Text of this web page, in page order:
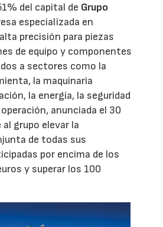
del capital de Grupo
especializada en
precisión para piezas
de equipo y componentes
a sectores como la
la maquinaria
la energía, la seguridad
anunciada el 30
grupo elevar la
de todas sus
por encima de los
y superar los 100